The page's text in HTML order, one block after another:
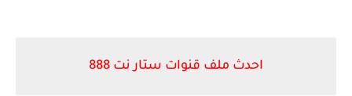
احدث ملف قنوات ستار نت 888